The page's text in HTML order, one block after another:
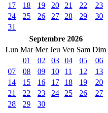
17
18 19 20 21 22
23
24
25 26 27 28 29
30
31
Septembre 2026
Lun Mar Mer Jeu Ven Sam Dim
01
02 03 04 05
06
07
08 09 10 11 12
13
14
15 16 17 18 19
20
21
22 23 24 25 26
27
28
29 30